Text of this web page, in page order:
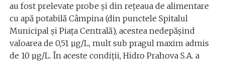
au fost prelevate probe şi din reţeaua de alimentare
cu apă potabilă Câmpina (din punctele Spitalul
Municipal şi Piaţa Centrală), acestea nedepăşind
valoarea de 0,51 µg/L, mult sub pragul maxim admis
de 10 µg/L. În aceste condiţii, Hidro Prahova S.A. a